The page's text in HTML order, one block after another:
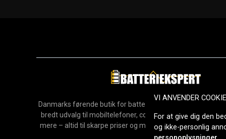
Danmarks førende butik for batterier, opladere og
bredt udvalg til mobiltelefoner, computere, værktøj,
mere – altid til skarpe priser og med hurtig levering.
2006.
VI ANVENDER
For at give dig den
og ikke-personlig